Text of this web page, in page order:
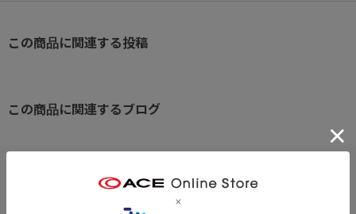
US軍ヘルメットバッグのデザインをモチーフに利便性に富んだサコ
コンパクトながら、外側と内側に細かい収納スペースが充実してい
この素材は、表地と裏地の間にポリウレタンフィルムをラミネート
することで、高い耐久撥水性を実現。
※クリックするとタグに関連した商品が表示されます。
この商品に関連する投稿
この商品に関連するブログ